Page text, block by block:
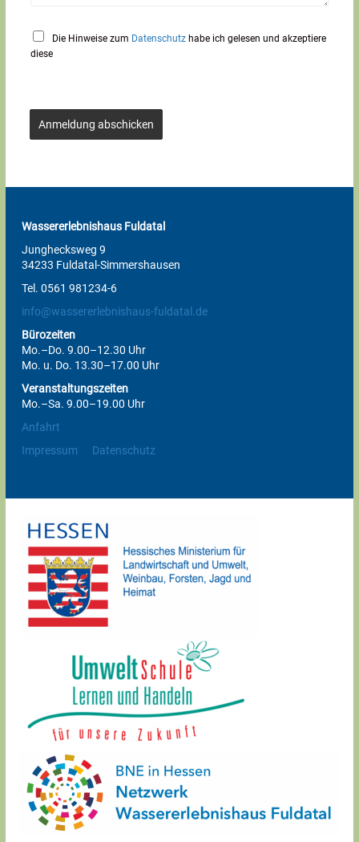
Die Hinweise zum Datenschutz habe ich gelesen und akzeptiere
diese
Anmeldung abschicken
Wassererlebnishaus Fuldatal
Junghecksweg 9
34233 Fuldatal-Simmershausen
Tel. 0561 981234-6
info@wassererlebnishaus-fuldatal.de
Bürozeiten
Mo.–Do. 9.00–12.30 Uhr
Mo. u. Do. 13.30–17.00 Uhr
Veranstaltungszeiten
Mo.–Sa. 9.00–19.00 Uhr
Anfahrt
Impressum
Datenschutz